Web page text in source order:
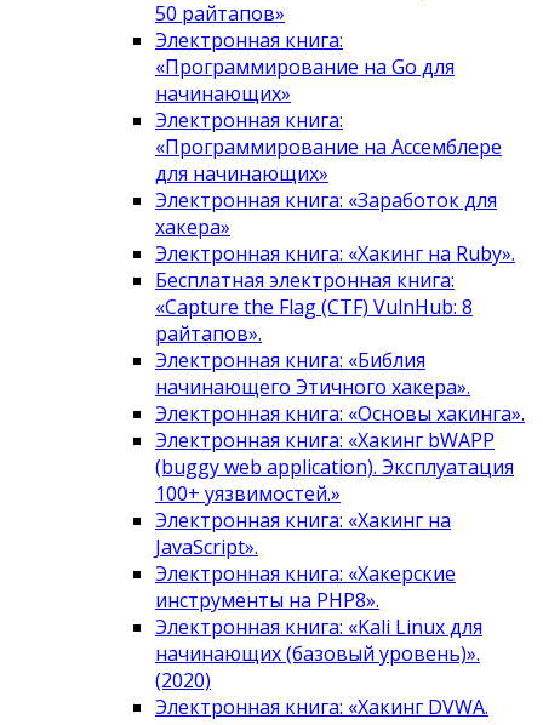
50 райтапов»
Электронная книга:
«Программирование на Go для
начинающих»
Электронная книга:
«Программирование на Ассемблере
для начинающих»
Электронная книга: «Заработок для
хакера»
Электронная книга: «Хакинг на Ruby».
Бесплатная электронная книга:
«Capture the Flag (CTF) VulnHub: 8
райтапов».
Электронная книга: «Библия
начинающего Этичного хакера».
Электронная книга: «Основы хакинга».
Электронная книга: «Хакинг bWAPP
(buggy web application). Эксплуатация
100+ уязвимостей.»
Электронная книга: «Хакинг на
JavaScript».
Электронная книга: «Хакерские
инструменты на PHP8».
Электронная книга: «Kali Linux для
начинающих (базовый уровень)».
(2020)
Электронная книга: «Хакинг DVWA.